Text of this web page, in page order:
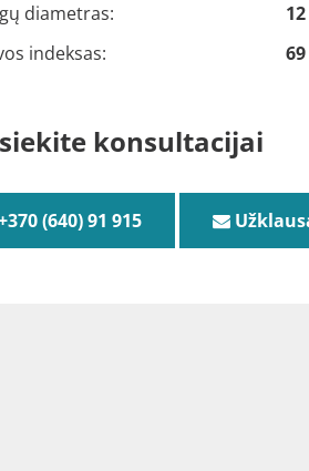
diametras:
12
indeksas:
69
konsultacijai
(640) 91 915